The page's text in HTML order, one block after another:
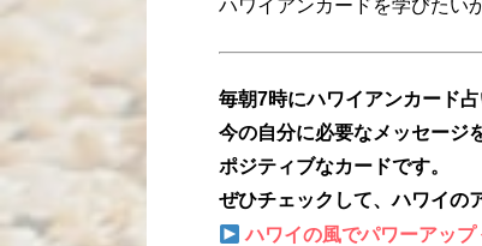
ハワイアンカードを学びたい
毎朝7時にハワイアンカード占
今の自分に必要なメッセージ
ポジティブなカードです。
ぜひチェックして、ハワイの
ハワイの風でパワーアッ